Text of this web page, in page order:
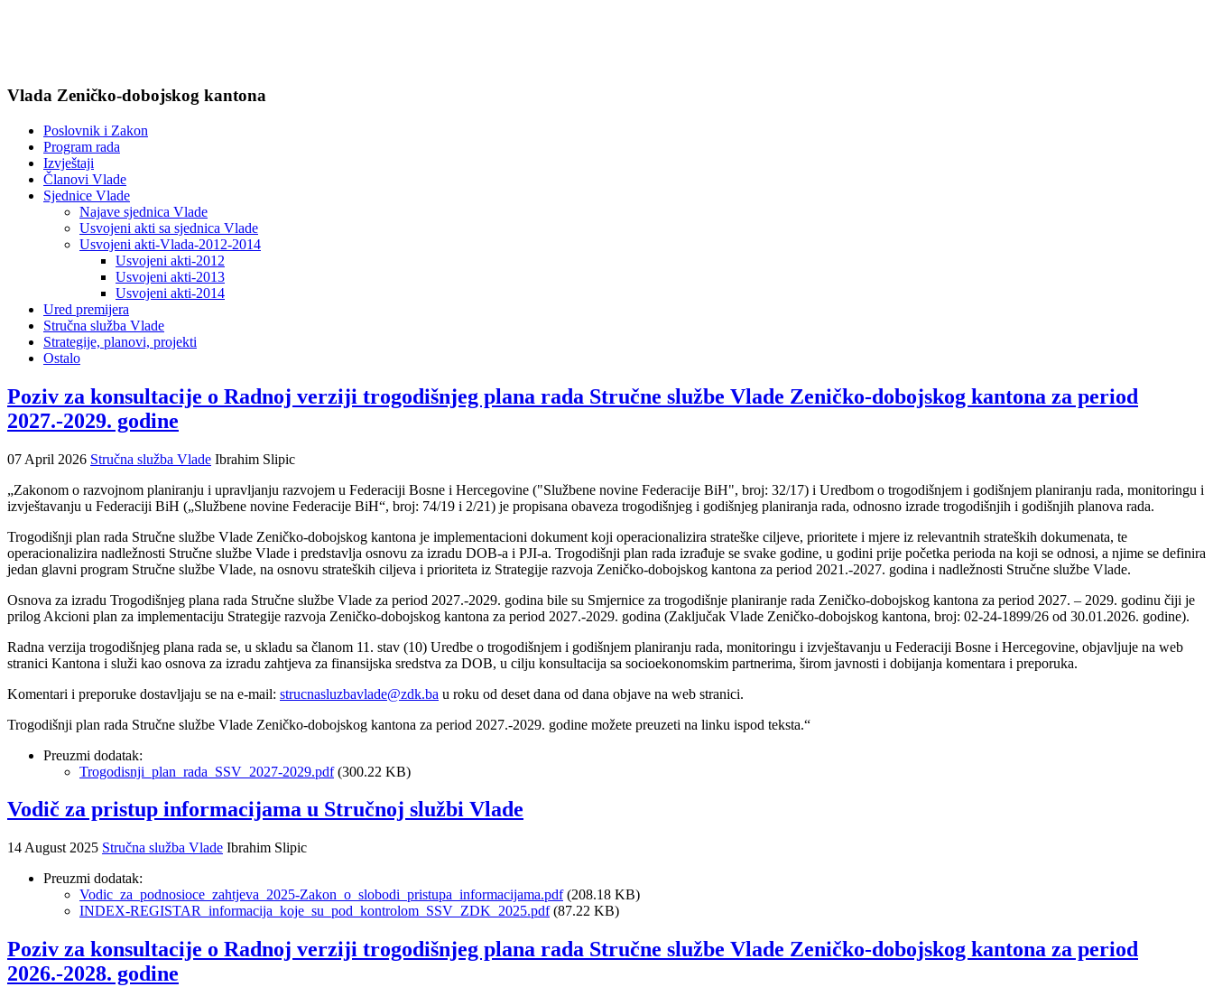
Vlada Zeničko-dobojskog kantona
Poslovnik i Zakon
Program rada
Izvještaji
Članovi Vlade
Sjednice Vlade
Najave sjednica Vlade
Usvojeni akti sa sjednica Vlade
Usvojeni akti-Vlada-2012-2014
Usvojeni akti-2012
Usvojeni akti-2013
Usvojeni akti-2014
Ured premijera
Stručna služba Vlade
Strategije, planovi, projekti
Ostalo
Poziv za konsultacije o Radnoj verziji trogodišnjeg plana rada Stručne službe Vlade Zeničko-dobojskog kantona za period
2027.-2029. godine
07 April 2026 Stručna služba Vlade Ibrahim Slipic
„Zakonom o razvojnom planiranju i upravljanju razvojem u Federaciji Bosne i Hercegovine ("Službene novine Federacije BiH", broj: 32/17) i Uredbom o trogodišnjem i godišnjem planiranju rada, monitoringu i
izvještavanju u Federaciji BiH („Službene novine Federacije BiH“, broj: 74/19 i 2/21) je propisana obaveza trogodišnjeg i godišnjeg planiranja rada, odnosno izrade trogodišnjih i godišnjih planova rada.
Trogodišnji plan rada Stručne službe Vlade Zeničko-dobojskog kantona je implementacioni dokument koji operacionalizira strateške ciljeve, prioritete i mjere iz relevantnih strateških dokumenata, te
operacionalizira nadležnosti Stručne službe Vlade i predstavlja osnovu za izradu DOB-a i PJI-a. Trogodišnji plan rada izrađuje se svake godine, u godini prije početka perioda na koji se odnosi, a njime se definira
jedan glavni program Stručne službe Vlade, na osnovu strateških ciljeva i prioriteta iz Strategije razvoja Zeničko-dobojskog kantona za period 2021.-2027. godina i nadležnosti Stručne službe Vlade.
Osnova za izradu Trogodišnjeg plana rada Stručne službe Vlade za period 2027.-2029. godina bile su Smjernice za trogodišnje planiranje rada Zeničko-dobojskog kantona za period 2027. – 2029. godinu čiji je
prilog Akcioni plan za implementaciju Strategije razvoja Zeničko-dobojskog kantona za period 2027.-2029. godina (Zaključak Vlade Zeničko-dobojskog kantona, broj: 02-24-1899/26 od 30.01.2026. godine).
Radna verzija trogodišnjeg plana rada se, u skladu sa članom 11. stav (10) Uredbe o trogodišnjem i godišnjem planiranju rada, monitoringu i izvještavanju u Federaciji Bosne i Hercegovine, objavljuje na web
stranici Kantona i služi kao osnova za izradu zahtjeva za finansijska sredstva za DOB, u cilju konsultacija sa socioekonomskim partnerima, širom javnosti i dobijanja komentara i preporuka.
Komentari i preporuke dostavljaju se na e-mail: strucnasluzbavlade@zdk.ba u roku od deset dana od dana objave na web stranici.
Trogodišnji plan rada Stručne službe Vlade Zeničko-dobojskog kantona za period 2027.-2029. godine možete preuzeti na linku ispod teksta.“
Preuzmi dodatak:
Trogodisnji_plan_rada_SSV_2027-2029.pdf(300.22 KB)
Vodič za pristup informacijama u Stručnoj službi Vlade
14 August 2025 Stručna služba Vlade Ibrahim Slipic
Preuzmi dodatak:
Vodic_za_podnosioce_zahtjeva_2025-Zakon_o_slobodi_pristupa_informacijama.pdf(208.18 KB)
INDEX-REGISTAR_informacija_koje_su_pod_kontrolom_SSV_ZDK_2025.pdf(87.22 KB)
Poziv za konsultacije o Radnoj verziji trogodišnjeg plana rada Stručne službe Vlade Zeničko-dobojskog kantona za period
2026.-2028. godine